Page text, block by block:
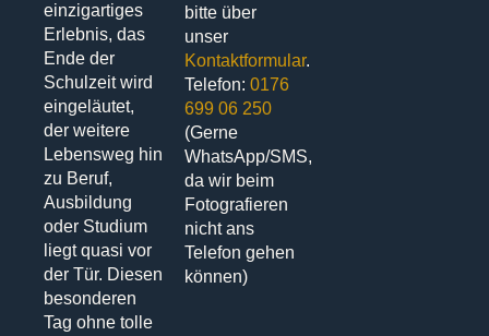
einzigartiges
Erlebnis, das
Ende der
Schulzeit wird
eingeläutet,
der weitere
Lebensweg hin
zu Beruf,
Ausbildung
oder Studium
liegt quasi vor
der Tür. Diesen
besonderen
Tag ohne tolle
bitte über
unser
Kontaktformular.
Telefon:0176
699 06 250
(Gerne
WhatsApp/SMS,
da wir beim
Fotografieren
nicht ans
Telefon gehen
können)